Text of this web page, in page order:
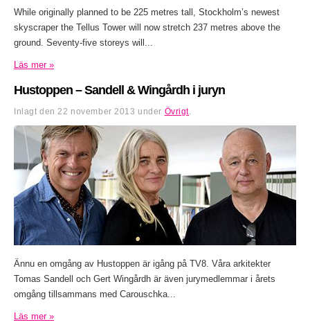
While originally planned to be 225 metres tall, Stockholm’s newest
skyscraper the Tellus Tower will now stretch 237 metres above the
ground. Seventy-five storeys will...
Läs mer »
Hustoppen – Sandell & Wingårdh i juryn
Inlagt den 22 november 2013 under Övrigt
Ännu en omgång av Hustoppen är igång på TV8. Våra arkitekter
Tomas Sandell och Gert Wingårdh är även jurymedlemmar i årets
omgång tillsammans med Carouschka...
Läs mer »